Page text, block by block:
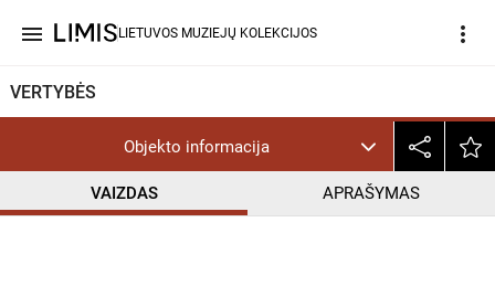
menu LIETUVOS MUZIEJŲ KOLEKCIJOS more_vert
VERTYBĖS
Objekto informacija
VAIZDAS APRAŠYMAS
CC BY-NC-ND